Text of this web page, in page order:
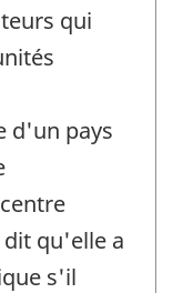
qui
d'un pays
qu'elle a
s'il